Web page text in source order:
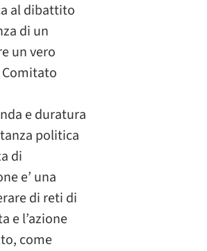
al dibattito
di un
un vero
e duratura
politica
di
e’ una
di reti di
e l’azione
come